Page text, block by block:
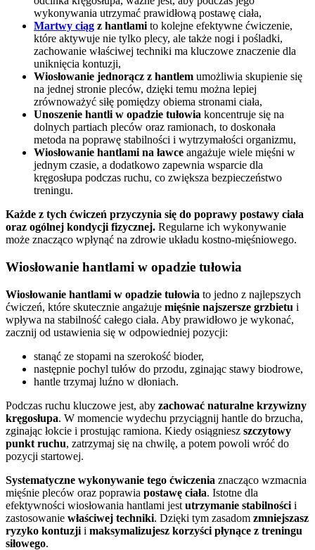
wykonywania utrzymać prawidłową postawę ciała,
Martwy ciąg z hantlami to kolejne efektywne ćwiczenie,
które aktywuje nie tylko plecy, ale także nogi i pośladki,
zachowanie właściwej techniki ma kluczowe znaczenie dla
uniknięcia kontuzji,
Wiosłowanie jednorącz z hantlem umożliwia skupienie się
na jednej stronie pleców, dzięki temu można lepiej
zrównoważyć siłę pomiędzy obiema stronami ciała,
Unoszenie hantli w opadzie tułowia koncentruje się na
dolnych partiach pleców oraz ramionach, to doskonała
metoda na poprawę stabilności i wytrzymałości organizmu,
Wiosłowanie hantlami na ławce angażuje wiele mięśni w
jednym czasie, a dodatkowo zapewnia wsparcie dla
kręgosłupa podczas ruchu, co zwiększa bezpieczeństwo
treningu.
Każde z tych ćwiczeń przyczynia się do poprawy postawy ciała
oraz ogólnej kondycji fizycznej. Regularne ich wykonywanie
może znacząco wpłynąć na zdrowie układu kostno-mięśniowego.
Wiosłowanie hantlami w opadzie tułowia
Wiosłowanie hantlami w opadzie tułowia to jedno z najlepszych
ćwiczeń, które skutecznie angażuje mięśnie najszersze grzbietu i
wpływa na stabilność całego ciała. Aby prawidłowo je wykonać,
zacznij od ustawienia się w odpowiedniej pozycji:
stanąć ze stopami na szerokość bioder,
następnie pochyl tułów do przodu, zginając stawy biodrowe,
hantle trzymaj luźno w dłoniach.
Podczas ruchu kluczowe jest, aby zachować naturalne krzywizny
kręgosłupa. W momencie wydechu przyciągnij hantle do brzucha,
zginając łokcie i prostując ramiona. Kiedy osiągniesz szczytowy
punkt ruchu, zatrzymaj się na chwilę, a potem powoli wróć do
pozycji startowej.
Systematyczne wykonywanie tego ćwiczenia znacząco wzmacnia
mięśnie pleców oraz poprawia postawę ciała. Istotne dla
efektywności wiosłowania hantlami jest utrzymanie stabilności i
zastosowanie właściwej techniki. Dzięki tym zasadom zmniejszasz
ryzyko kontuzji i maksymalizujesz korzyści płynące z treningu
siłowego.